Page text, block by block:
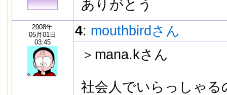
ありがとう
2008年
05月01日
03:45
4: mouthbirdさん
＞mana.kさん
社会人でいらっしゃる